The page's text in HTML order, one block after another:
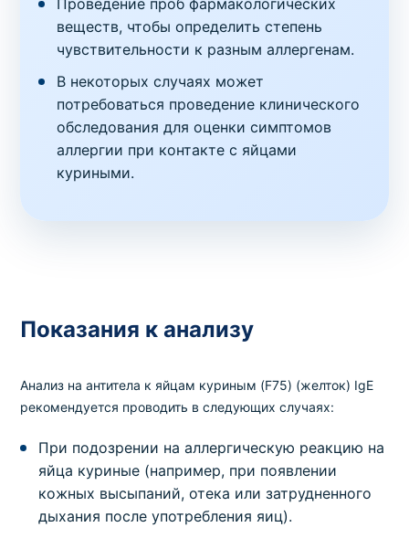
Проведение проб фармакологических
веществ, чтобы определить степень
чувствительности к разным аллергенам.
В некоторых случаях может
потребоваться проведение клинического
обследования для оценки симптомов
аллергии при контакте с яйцами
куриными.
Показания к анализу
Анализ на антитела к яйцам куриным (F75) (желток) IgE
рекомендуется проводить в следующих случаях:
При подозрении на аллергическую реакцию на
яйца куриные (например, при появлении
кожных высыпаний, отека или затрудненного
дыхания после употребления яиц).